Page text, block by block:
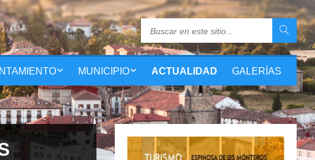
MUNICIPIO ACTUALIDAD GALERÍAS